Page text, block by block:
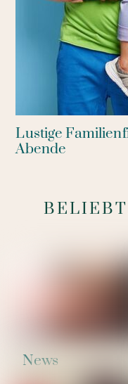
Lustige
Abende
News